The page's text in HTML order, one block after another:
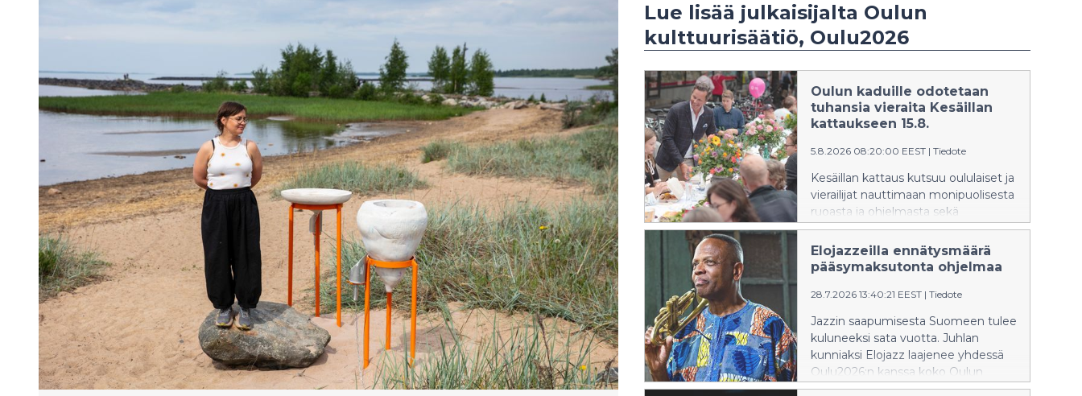
Lue lisää julkaisijalta Oulun
kulttuurisäätiö, Oulu2026
Oulun kaduille odotetaan
tuhansia vieraita Kesäillan
kattaukseen 15.8.
5.8.2026 08:20:00 EEST | Tiedote
Kesäillan kattaus kutsuu oululaiset ja
vierailijat nauttimaan monipuolisesta
ruoasta ja ohjelmasta sekä
yhdessäolosta kauniiden pöytien
ääreen lauantaina 15. elokuuta.
Tapahtuma on kaikille avoin,
Tapahtuma tuo muutoksia
liikennejärjestelyihin Oulun
keskustassa.
Elojazzeilla ennätysmäärä
pääsymaksutonta ohjelmaa
28.7.2026 13:40:21 EEST | Tiedote
Jazzin saapumisesta Suomeen tulee
kuluneeksi sata vuotta. Juhlan
kunniaksi Elojazz laajenee yhdessä
Oulu2026:n kanssa koko Oulun
keskustan kattavaksi nelipäiväiseksi